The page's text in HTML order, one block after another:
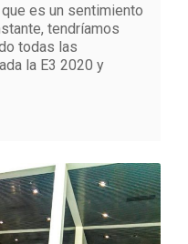
es un sentimiento
tendríamos
todas las
la E3 2020 y